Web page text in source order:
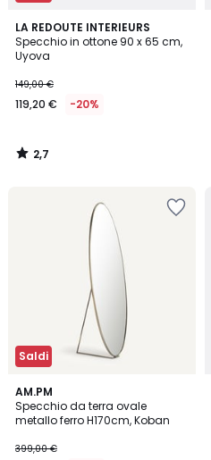
LA REDOUTE INTERIEURS
Specchio in ottone 90 x 65 cm,
Uyova
149,00 €
119,20 € -20%
2,7
/ 5
2,7
/
Saldi
AM.PM
Specchio da terra ovale
metallo ferro H170cm, Koban
399,00 €
4,9
/ 5